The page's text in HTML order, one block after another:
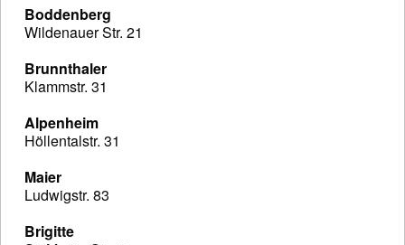
Boddenberg
Wildenauer Str. 21
Brunnthaler
Klammstr. 31
Alpenheim
Höllentalstr. 31
Maier
Ludwigstr. 83
Brigitte